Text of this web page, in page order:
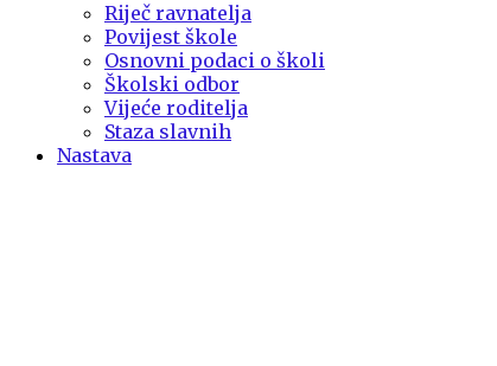
Riječ ravnatelja
Povijest škole
Osnovni podaci o školi
Školski odbor
Vijeće roditelja
Staza slavnih
Nastava